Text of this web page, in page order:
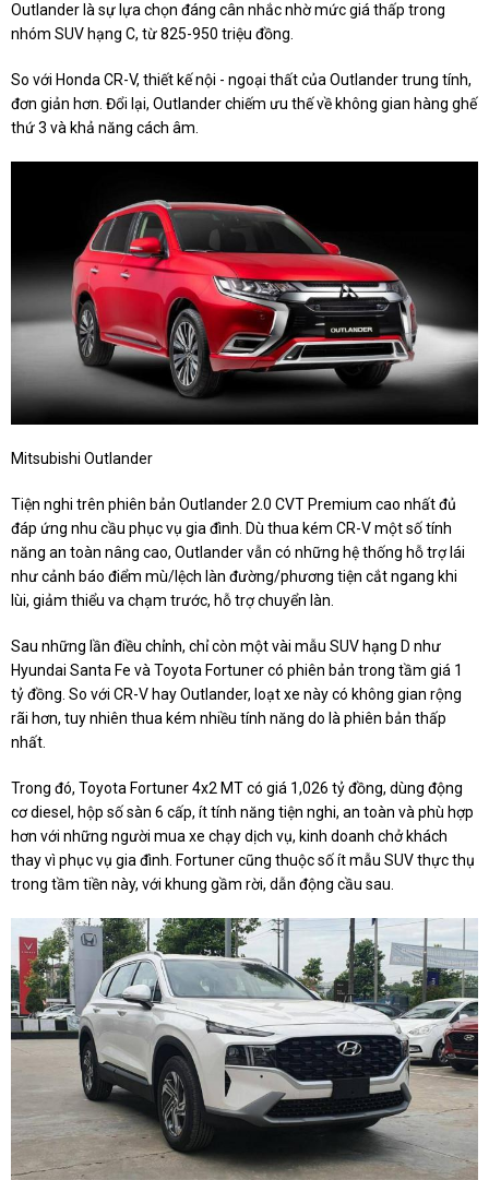
Outlander là sự lựa chọn đáng cân nhắc nhờ mức giá thấp trong
nhóm SUV hạng C, từ 825-950 triệu đồng.
So với Honda CR-V, thiết kế nội - ngoại thất của Outlander trung tính,
đơn giản hơn. Đổi lại, Outlander chiếm ưu thế về không gian hàng ghế
thứ 3 và khả năng cách âm.
Mitsubishi Outlander
Tiện nghi trên phiên bản Outlander 2.0 CVT Premium cao nhất đủ
đáp ứng nhu cầu phục vụ gia đình. Dù thua kém CR-V một số tính
năng an toàn nâng cao, Outlander vẫn có những hệ thống hỗ trợ lái
như cảnh báo điểm mù/lệch làn đường/phương tiện cắt ngang khi
lùi, giảm thiểu va chạm trước, hỗ trợ chuyển làn.
Sau những lần điều chỉnh, chỉ còn một vài mẫu SUV hạng D như
Hyundai Santa Fe và Toyota Fortuner có phiên bản trong tầm giá 1
tỷ đồng. So với CR-V hay Outlander, loạt xe này có không gian rộng
rãi hơn, tuy nhiên thua kém nhiều tính năng do là phiên bản thấp
nhất.
Trong đó, Toyota Fortuner 4x2 MT có giá 1,026 tỷ đồng, dùng động
cơ diesel, hộp số sàn 6 cấp, ít tính năng tiện nghi, an toàn và phù hợp
hơn với những người mua xe chạy dịch vụ, kinh doanh chở khách
thay vì phục vụ gia đình. Fortuner cũng thuộc số ít mẫu SUV thực thụ
trong tầm tiền này, với khung gầm rời, dẫn động cầu sau.